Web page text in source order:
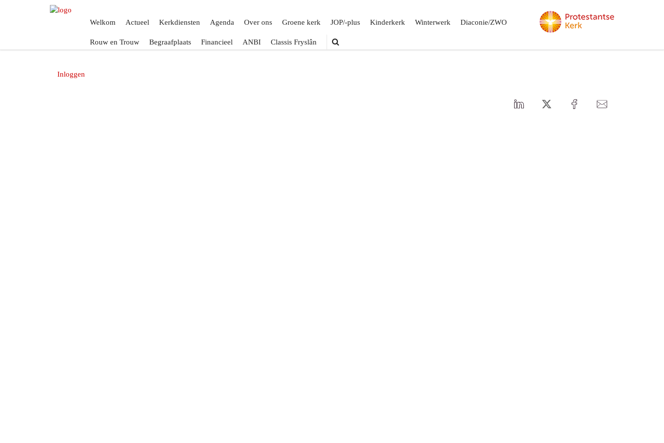
Welkom Actueel Kerkdiensten Agenda Over ons Groene kerk JOP/-plus Kinderkerk Winterwerk Diaconie/ZWO
Rouw en Trouw Begraafplaats Financieel ANBI Classis Fryslân
Inloggen